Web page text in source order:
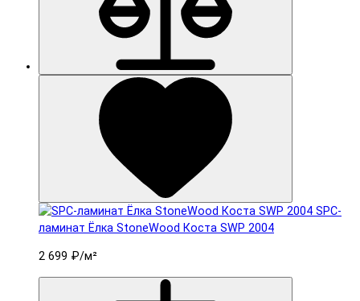
SPC-
ламинат Ëлка StoneWood Коста SWP 2004
2 699 ₽/м²